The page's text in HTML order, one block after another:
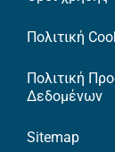
Πολιτική
Πολιτική
Δεδομένων
Sitemap